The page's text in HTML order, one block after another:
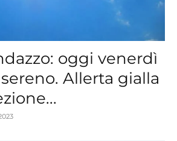
oggi venerdì
Allerta gialla